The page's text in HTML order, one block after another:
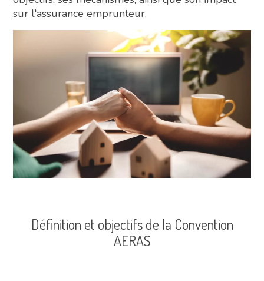
sur l'assurance emprunteur.
Définition et objectifs de la Convention
AERAS